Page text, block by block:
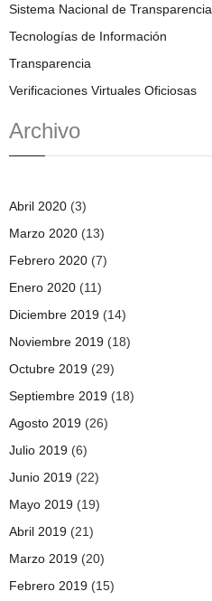
Sistema Nacional de Transparencia
Tecnologías de Información
Transparencia
Verificaciones Virtuales Oficiosas
Archivo
Abril 2020 (3)
Marzo 2020 (13)
Febrero 2020 (7)
Enero 2020 (11)
Diciembre 2019 (14)
Noviembre 2019 (18)
Octubre 2019 (29)
Septiembre 2019 (18)
Agosto 2019 (26)
Julio 2019 (6)
Junio 2019 (22)
Mayo 2019 (19)
Abril 2019 (21)
Marzo 2019 (20)
Febrero 2019 (15)